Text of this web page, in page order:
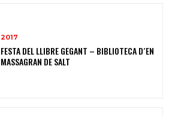
2017
FESTA DEL LLIBRE GEGANT – BIBLIOTECA D´EN
MASSAGRAN DE SALT